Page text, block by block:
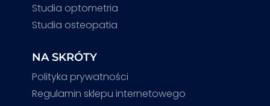
Studia optometria
Studia osteopatia
NA SKRÓTY
Polityka prywatności
Regulamin sklepu internetowego